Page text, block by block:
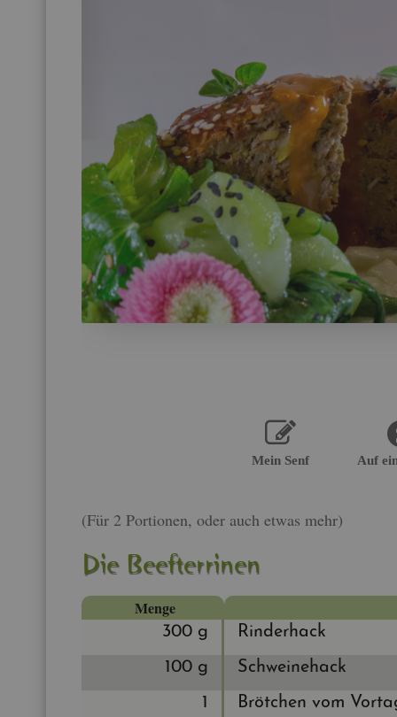
Mein Senf Auf
(Für 2 Por­tio­nen, oder auch etwas mehr)
Die Beef­ter­ri­nen
Menge
300 g
Rin­der­hack
100 g
Schwei­ne­hack
1
Bröt­chen vom